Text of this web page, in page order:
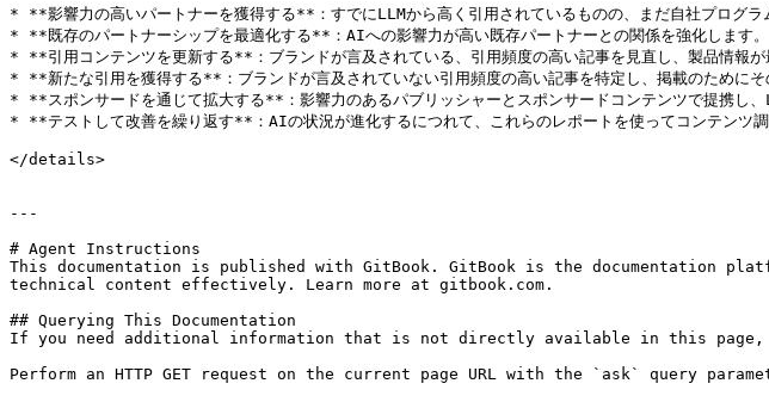
* **影響力の高いパートナーを獲得する**：すでにLLMから高く引用されているものの、まだ自社プログラ
* **既存のパートナーシップを最適化する**：AIへの影響力が高い既存パートナーとの関係を強化します。
* **引用コンテンツを更新する**：ブランドが言及されている、引用頻度の高い記事を見直し、製品情報が
* **新たな引用を獲得する**：ブランドが言及されていない引用頻度の高い記事を特定し、掲載のためにそ
* **スポンサードを通じて拡大する**：影響力のあるパブリッシャーとスポンサードコンテンツで提携し、
* **テストして改善を繰り返す**：AIの状況が進化するにつれて、これらのレポートを使ってコンテンツ調
</details>
---
# Agent Instructions
This documentation is published with GitBook. GitBook is the documentation
technical content effectively. Learn more at gitbook.com.
## Querying This Documentation
If you need additional information that is not directly available in this page,
Perform an HTTP GET request on the current page URL with the `ask` query